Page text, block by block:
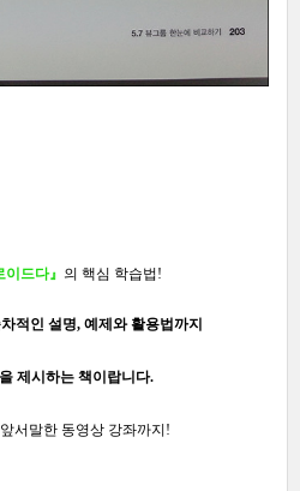
이드다』 의 핵심 학습법 !
적인 설명, 예제와 활용법까지
제시 하는 책이랍니다.
서말한 동영상 강좌까지!